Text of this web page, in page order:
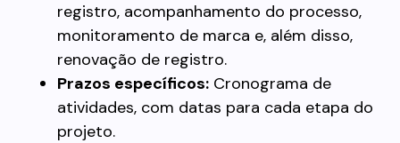
registro, acompanhamento do processo,
monitoramento de marca e, além disso,
renovação de registro.
Prazos específicos: Cronograma de
atividades, com datas para cada etapa do
projeto.